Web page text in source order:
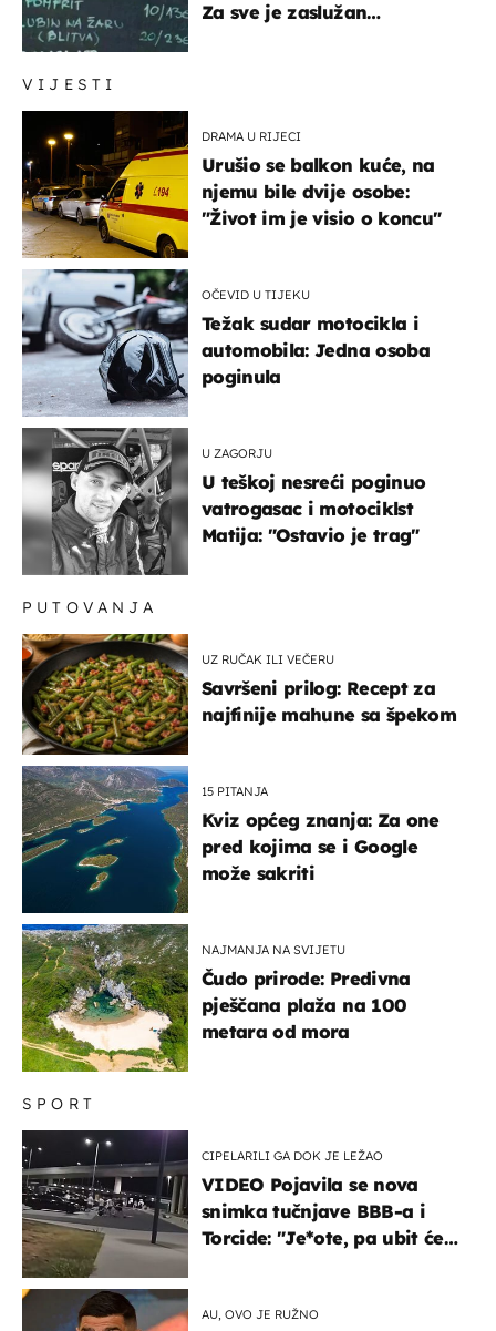
VIJESTI
DRAMA U RIJECI
Urušio se balkon kuće, na
njemu bile dvije osobe:
"Život im je visio o koncu"
OČEVID U TIJEKU
Težak sudar motocikla i
automobila: Jedna osoba
poginula
U ZAGORJU
U teškoj nesreći poginuo
vatrogasac i motociklst
Matija: "Ostavio je trag"
Za sve je zaslužan
SPORT
CIPELARILI GA DOK JE LEŽAO
VIDEO Pojavila se nova
snimka tučnjave BBB-a i
Torcide: "Je*ote, pa ubit će
AU, OVO JE RUŽNO
PUTOVANJA
UZ RUČAK ILI VEČERU
Savršeni prilog: Recept za
najfinije mahune sa špekom
15 PITANJA
Kviz općeg znanja: Za one
pred kojima se i Google
može sakriti
NAJMANJA NA SVIJETU
Čudo prirode: Predivna
pješčana plaža na 100
metara od mora